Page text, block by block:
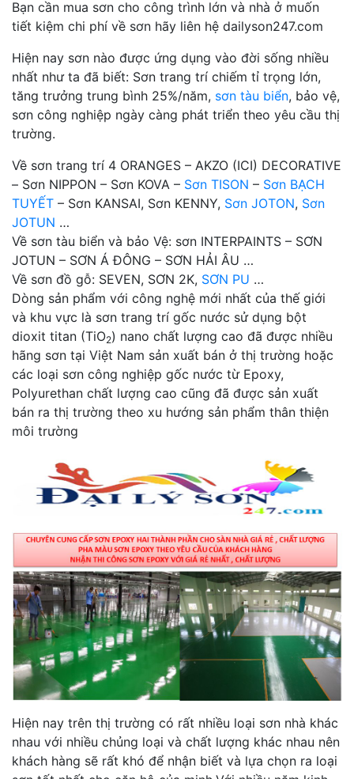
Bạn cần mua sơn cho công trình lớn và nhà ở muốn
tiết kiệm chi phí về sơn hãy liên hệ dailyson247.com
Hiện nay sơn nào được ứng dụng vào đời sống nhiều
nhất như ta đã biết: Sơn trang trí chiếm tỉ trọng lớn,
tăng trưởng trung bình 25%/năm, sơn tàu biển, bảo vệ,
sơn công nghiệp ngày càng phát triển theo yêu cầu thị
trường.
Về sơn trang trí 4 ORANGES – AKZO (ICI) DECORATIVE
– Sơn NIPPON – Sơn KOVA – Sơn TISON – Sơn BẠCH
TUYẾT – Sơn KANSAI, Sơn KENNY, Sơn JOTON, Sơn
JOTUN …
Về sơn tàu biển và bảo Vệ: sơn INTERPAINTS – SƠN
JOTUN – SƠN Á ĐÔNG – SƠN HẢI ÂU …
Về sơn đồ gỗ: SEVEN, SƠN 2K, SƠN PU …
Dòng sản phẩm với công nghệ mới nhất của thế giới
và khu vực là sơn trang trí gốc nước sử dụng bột
dioxit titan (TiO2) nano chất lượng cao đã được nhiều
hãng sơn tại Việt Nam sản xuất bán ở thị trường hoặc
các loại sơn công nghiệp gốc nước từ Epoxy,
Polyurethan chất lượng cao cũng đã được sản xuất
bán ra thị trường theo xu hướng sản phẩm thân thiện
môi trường
Hiện nay trên thị trường có rất nhiều loại sơn nhà khác
nhau với nhiều chủng loại và chất lượng khác nhau nên
khách hàng sẽ rất khó để nhận biết và lựa chọn ra loại